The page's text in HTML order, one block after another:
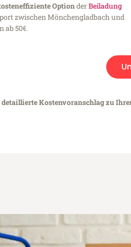
OptionderBeiladung
zwischen Mönchengladbach und
ab 50€.
Kostenvoranschlag zu